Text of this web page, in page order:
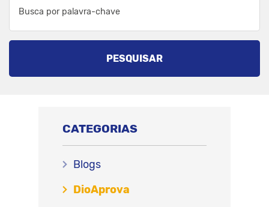
PESQUISAR
CATEGORIAS
Blogs
DioAprova